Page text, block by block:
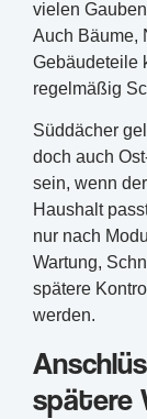
vielen
Auch Bäume,
Gebäudeteile
regelmäßig
Süddächer
doch auch
sein, wenn der
Haushalt
nur nach
Wartung,
spätere
werden.
spätere